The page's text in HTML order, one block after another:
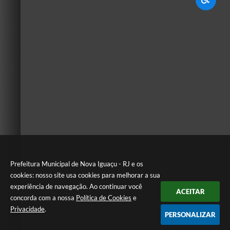
Prefeitura Municipal de Nova Iguaçu - RJ e os
cookies: nosso site usa cookies para melhorar a sua
experiência de navegação. Ao continuar você
concorda com a nossa Política de Cookies e
Privacidade.
ACEITAR
PERSONALIZAR